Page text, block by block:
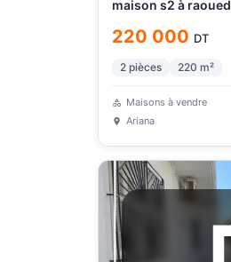
maison s2 à raoued
220 000 DT
2 pièces 220 m²
Maisons à vendre
Ariana